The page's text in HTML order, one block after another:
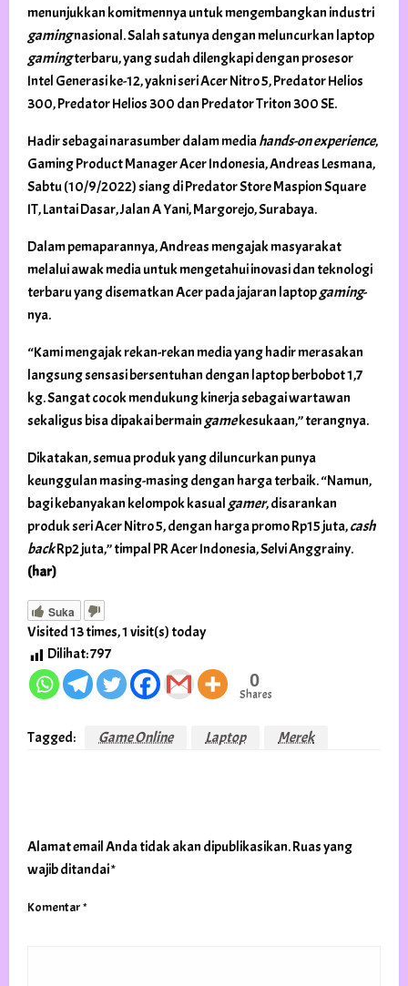
menunjukkan komitmennya untuk mengembangkan industri
gamingnasional. Salah satunya dengan meluncurkan laptop
gamingterbaru, yang sudah dilengkapi dengan prosesor
Intel Generasi ke-12, yakni seri Acer Nitro 5, Predator Helios
300, Predator Helios 300 dan Predator Triton 300 SE.
Hadir sebagai narasumber dalam mediahands-on experience,
Gaming Product Manager Acer Indonesia, Andreas Lesmana,
Sabtu (10/9/2022) siang di Predator Store Maspion Square
IT, Lantai Dasar, Jalan A Yani, Margorejo, Surabaya.
Dalam pemaparannya, Andreas mengajak masyarakat
melalui awak media untuk mengetahui inovasi dan teknologi
terbaru yang disematkan Acer pada jajaran laptopgaming-
nya.
“Kami mengajak rekan-rekan media yang hadir merasakan
langsung sensasi bersentuhan dengan laptop berbobot 1,7
kg. Sangat cocok mendukung kinerja sebagai wartawan
sekaligus bisa dipakai bermain gamekesukaan,” terangnya.
Dikatakan, semua produk yang diluncurkan punya
keunggulan masing-masing dengan harga terbaik. “Namun,
bagi kebanyakan kelompok kasual gamer, disarankan
produk seri Acer Nitro 5, dengan harga promo Rp15 juta,cash
backRp2 juta,” timpal PR Acer Indonesia, Selvi Anggrainy.
(har)
Suka
Visited 13 times, 1 visit(s) today
Dilihat:797
0
Shares
Tagged: Game Online Laptop Merek
Alamat email Anda tidak akan dipublikasikan.Ruas yang
wajib ditandai*
Komentar*